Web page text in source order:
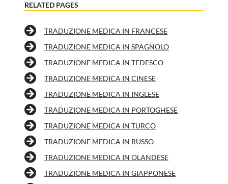
RELATED PAGES
TRADUZIONE MEDICA IN FRANCESE
TRADUZIONE MEDICA IN SPAGNOLO
TRADUZIONE MEDICA IN TEDESCO
TRADUZIONE MEDICA IN CINESE
TRADUZIONE MEDICA IN INGLESE
TRADUZIONE MEDICA IN PORTOGHESE
TRADUZIONE MEDICA IN TURCO
TRADUZIONE MEDICA IN RUSSO
TRADUZIONE MEDICA IN OLANDESE
TRADUZIONE MEDICA IN GIAPPONESE